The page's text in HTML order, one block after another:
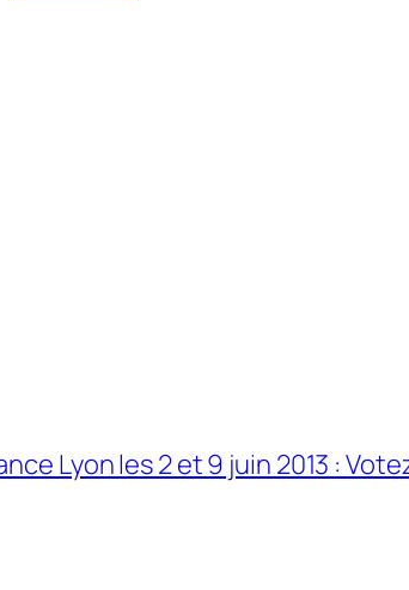
Lyon les 2 et 9 juin 2013 :